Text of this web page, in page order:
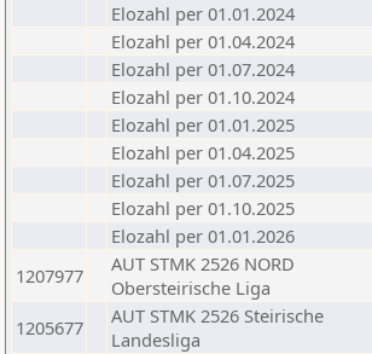
Elozahl per 01.01.2024
Elozahl per 01.04.2024
Elozahl per 01.07.2024
Elozahl per 01.10.2024
Elozahl per 01.01.2025
Elozahl per 01.04.2025
Elozahl per 01.07.2025
Elozahl per 01.10.2025
Elozahl per 01.01.2026
1207977
AUT STMK 2526 NORD
Obersteirische Liga
1205677
AUT STMK 2526 Steirische
Landesliga